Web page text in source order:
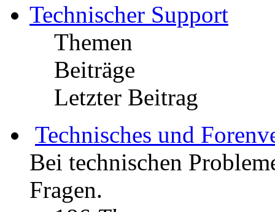
Technischer Support
Themen
Beiträge
Letzter Beitrag
Technisches und
Bei technischen
Fragen.